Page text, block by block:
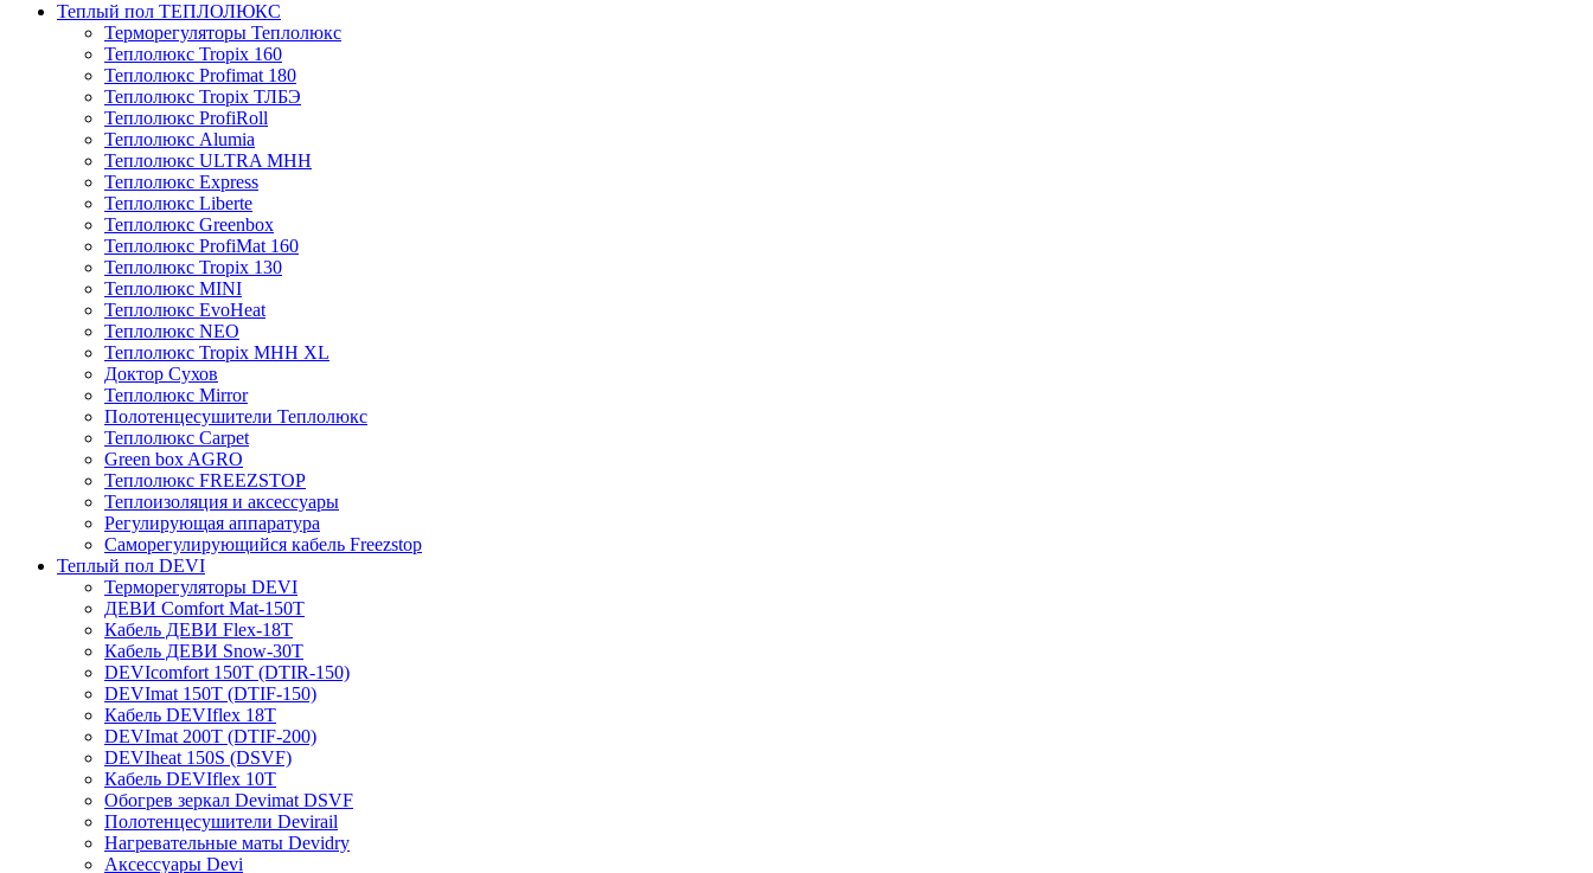
Теплый пол ТЕПЛОЛЮКС
Терморегуляторы Теплолюкс
Теплолюкс Tropix 160
Теплолюкс Profimat 180
Теплолюкс Tropix ТЛБЭ
Теплолюкс ProfiRoll
Теплолюкс Alumia
Теплолюкс ULTRA МНН
Теплолюкс Express
Теплолюкс Liberte
Теплолюкс Greenbox
Теплолюкс ProfiMat 160
Теплолюкс Tropix 130
Теплолюкс MINI
Теплолюкс EvoHeat
Теплолюкс NEO
Теплолюкс Tropix МНН XL
Доктор Сухов
Теплолюкс Mirror
Полотенцесушители Теплолюкс
Теплолюкс Carpet
Green box AGRO
Теплолюкс FREEZSTOP
Теплоизоляция и аксессуары
Регулирующая аппаратура
Cаморегулирующийся кабель Freezstop
Теплый пол DEVI
Терморегуляторы DEVI
ДЕВИ Comfort Mat-150T
Кабель ДЕВИ Flex-18T
Кабель ДЕВИ Snow-30T
DEVIcomfort 150T (DTIR-150)
DEVImat 150T (DTIF-150)
Кабель DEVIflex 18T
DEVImat 200T (DTIF-200)
DEVIheat 150S (DSVF)
Кабель DEVIflex 10T
Обогрев зеркал Devimat DSVF
Полотенцесушители Devirail
Нагревательные маты Devidry
Аксессуары Devi